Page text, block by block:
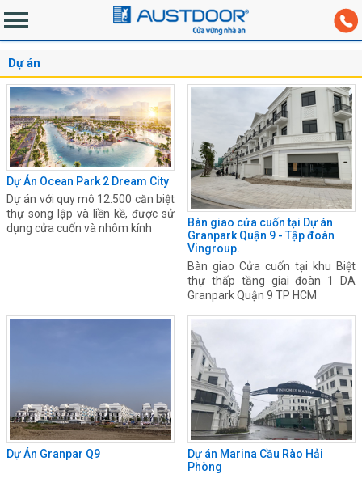
Dự án
Dự Án Ocean Park 2 Dream City
Dự án với quy mô 12.500 căn biệt
thự song lập và liền kề, được sử
dụng cửa cuốn và nhôm kính
Bàn giao cửa cuốn tại Dự án
Granpark Quận 9 - Tập đoàn
Vingroup.
Bàn giao Cửa cuốn tại khu Biệt
thự thấp tầng giai đoàn 1 DA
Granpark Quận 9 TP HCM
Dự Án Granpar Q9
Dự án Marina Cầu Rào Hải
Phòng